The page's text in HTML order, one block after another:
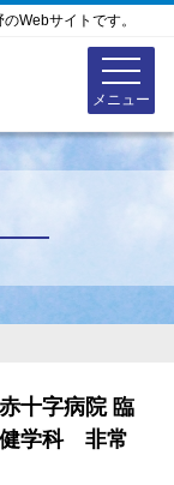
Webサイトです。
十字病院 臨
健学科 非常